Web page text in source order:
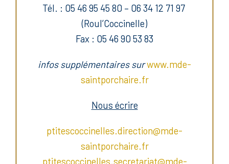
Tél. : 05 46 95 45 80 – 06 34 12 71 97
(Roul’Coccinelle)
Fax : 05 46 90 53 83
infos supplémentaires surwww.mde-
saintporchaire.fr
Nous écrire
ptitescoccinelles.direction@mde-
saintporchaire.fr
ptitescoccinelles.secretariat@mde-